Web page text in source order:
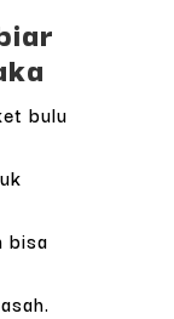
bulu
bisa